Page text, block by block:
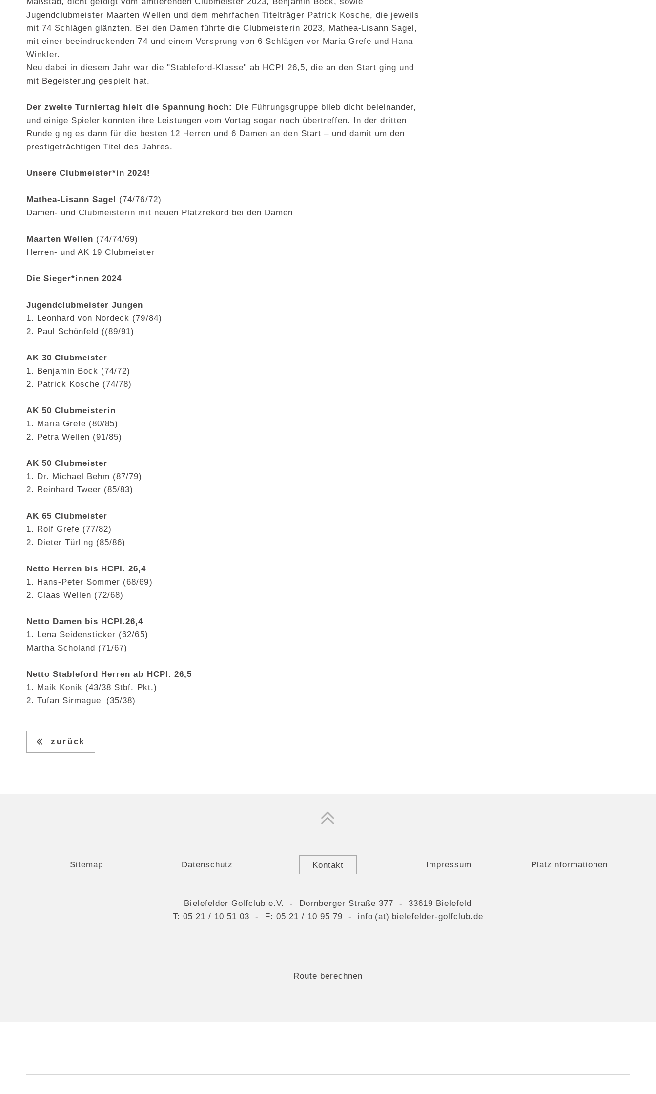
Jugendclubmeister Maarten Wellen und dem mehrfachen Titelträger Patrick Kosche, die jeweils
mit 74 Schlägen glänzten. Bei den Damen führte die Clubmeisterin 2023, Mathea-Lisann Sagel,
mit einer beeindruckenden 74 und einem Vorsprung von 6 Schlägen vor Maria Grefe und Hana
Winkler.
Neu dabei in diesem Jahr war die "Stableford-Klasse" ab HCPI 26,5, die an den Start ging und
mit Begeisterung gespielt hat.
Der zweite Turniertag hielt die Spannung hoch: Die Führungsgruppe blieb dicht beieinander,
und einige Spieler konnten ihre Leistungen vom Vortag sogar noch übertreffen. In der dritten
Runde ging es dann für die besten 12 Herren und 6 Damen an den Start – und damit um den
prestigeträchtigen Titel des Jahres.
Unsere Clubmeister*in 2024!
Mathea-Lisann Sagel (74/76/72)
Damen- und Clubmeisterin mit neuen Platzrekord bei den Damen
Maarten Wellen (74/74/69)
Herren- und AK 19 Clubmeister
Die Sieger*innen 2024
Jugendclubmeister Jungen
1. Leonhard von Nordeck (79/84)
2. Paul Schönfeld ((89/91)
AK 30 Clubmeister
1. Benjamin Bock (74/72)
2. Patrick Kosche (74/78)
AK 50 Clubmeisterin
1. Maria Grefe (80/85)
2. Petra Wellen (91/85)
AK 50 Clubmeister
1. Dr. Michael Behm (87/79)
2. Reinhard Tweer (85/83)
AK 65 Clubmeister
1. Rolf Grefe (77/82)
2. Dieter Türling (85/86)
Netto Herren bis HCPI. 26,4
1. Hans-Peter Sommer (68/69)
2. Claas Wellen (72/68)
Netto Damen bis HCPI.26,4
1. Lena Seidensticker (62/65)
Martha Scholand (71/67)
Netto Stableford Herren ab HCPI. 26,5
1. Maik Konik (43/38 Stbf. Pkt.)
2. Tufan Sirmaguel (35/38)
zurück
Sitemap Datenschutz Kontakt Impressum Platzinformationen
Bielefelder Golfclub e.V. - Dornberger Straße 377 - 33619 Bielefeld
T: 05 21 / 10 51 03 - F: 05 21 / 10 95 79 - info (at) bielefelder-golfclub.de
Route berechnen